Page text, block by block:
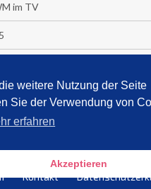
weitere Nutzung der Seite
Sie der Verwendung von
erfahren
Akzeptieren
im TV
fast sieben Stunden
Bücher-Bestenliste
Aktionen
Kontakt